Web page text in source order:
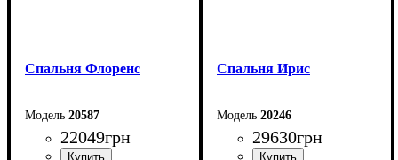
Спальня Флоренс
20587
22049грн
Спальня Ирис
20246
29630грн